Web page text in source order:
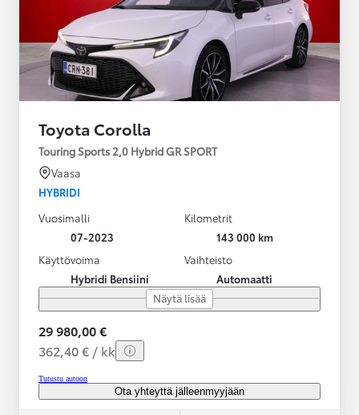
Toyota Corolla
Touring Sports 2,0 Hybrid GR SPORT
Vaasa
HYBRIDI
Vuosimalli
07-2023
Kilometrit
143 000 km
Käyttövoima
Hybridi Bensiini
Vaihteisto
Automaatti
Näytä lisää
29 980,00 €
362,40 € / kk
Tutustu autoon
Ota yhteyttä jälleenmyyjään